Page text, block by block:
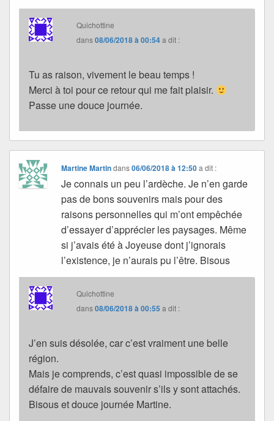
Quichottine
dans08/06/2018 à 00:54a dit :
Tu as raison, vivement le beau temps !
Merci à toi pour ce retour qui me fait plaisir.
Passe une douce journée.
Martine Martindans06/06/2018 à 12:50 a dit :
Je connais un peu l’ardèche. Je n’en garde
pas de bons souvenirs mais pour des
raisons personnelles qui m’ont empêchée
d’essayer d’apprécier les paysages. Même
si j’avais été à Joyeuse dont j’ignorais
l’existence, je n’aurais pu l’être. Bisous
Quichottine
dans08/06/2018 à 00:55 a dit :
J’en suis désolée, car c’est vraiment une belle
région.
Mais je comprends, c’est quasi impossible de se
défaire de mauvais souvenir s’ils y sont attachés.
Bisous et douce journée Martine.